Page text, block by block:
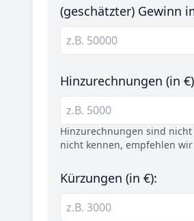
(geschätzter) Gewinn
Hinzurechnungen (in
Hinzurechnungen sind
nicht kennen, empfehlen
Kürzungen (in €):